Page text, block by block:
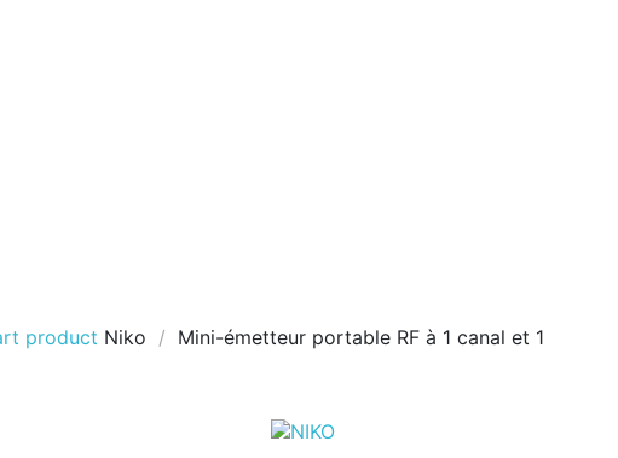
product Niko
Mini-émetteur portable RF à 1 canal et 1